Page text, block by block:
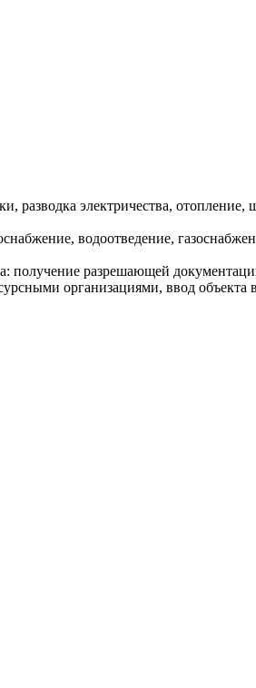
разводка электричества,
водоотведение,
получение разрешающей
организациями, ввод объекта